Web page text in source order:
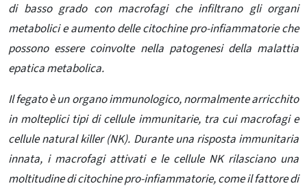
di basso grado con macrofagi che infiltrano gli organi
metabolici e aumento delle citochine pro-infiammatorie che
possono essere coinvolte nella patogenesi della malattia
epatica metabolica.
Il fegato è un organo immunologico, normalmente arricchito
in molteplici tipi di cellule immunitarie, tra cui macrofagi e
cellule natural killer (NK). Durante una risposta immunitaria
innata, i macrofagi attivati ​​e le cellule NK rilasciano una
moltitudine di citochine pro-infiammatorie, come il fattore di